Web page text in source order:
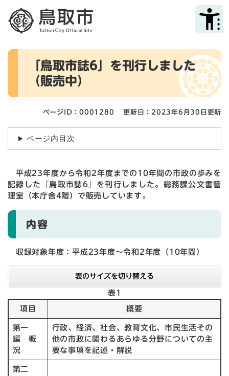
メニューを飛ばして本文へ
本
「鳥取市誌6」を刊行しました
（販売中）
ページID：0001280 更新日：2023年6月30日更新
ページ内目次
平成23年度から令和2年度までの10年間の市政の歩みを
記録した『鳥取市誌6』を刊行しました。総務課公文書管
理室（本庁舎4階）で販売しています。
内容
収録対象年度：平成23年度～令和2年度（10年間）
表のサイズを切り替える
表1
項目 概要
第一
編 概
況
行政、経済、社会、教育文化、市民生活その
他の市政に関わるあらゆる分野についての主
要な事項を記述・解説
第二